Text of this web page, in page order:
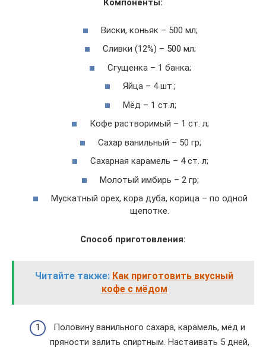
Компоненты:
Виски, коньяк – 500 мл;
Сливки (12%) – 500 мл;
Сгущенка – 1 банка;
Яйца – 4 шт.;
Мёд – 1 ст.л;
Кофе растворимый – 1 ст. л;
Сахар ванильный – 50 гр;
Сахарная карамель – 4 ст. л;
Молотый имбирь – 2 гр;
Мускатный орех, кора дуба, корица – по одной
щепотке.
Способ приготовления:
Читайте также: Как приготовить вкусный
кофе с мёдом
Половину ванильного сахара, карамель, мёд и
пряности залить спиртным. Настаивать 5 дней,